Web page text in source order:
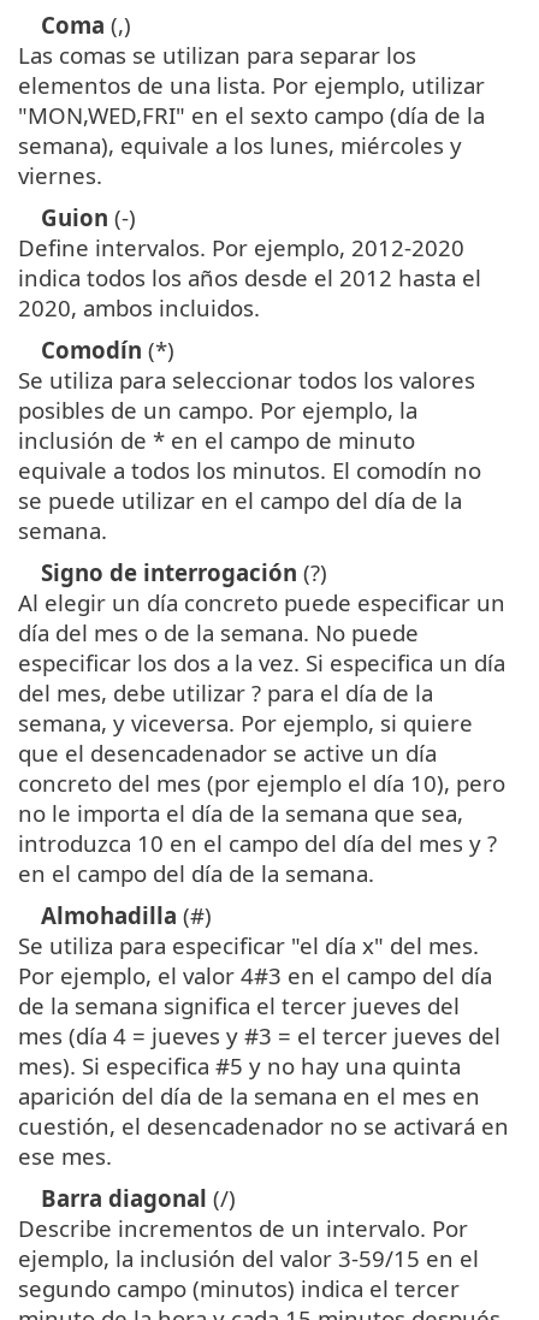
Coma (,)
Las comas se utilizan para separar los
elementos de una lista. Por ejemplo, utilizar
"MON,WED,FRI" en el sexto campo (día de la
semana), equivale a los lunes, miércoles y
viernes.
Guion (-)
Define intervalos. Por ejemplo, 2012-2020
indica todos los años desde el 2012 hasta el
2020, ambos incluidos.
Comodín (*)
Se utiliza para seleccionar todos los valores
posibles de un campo. Por ejemplo, la
inclusión de * en el campo de minuto
equivale a todos los minutos. El comodín no
se puede utilizar en el campo del día de la
semana.
Signo de interrogación (?)
Al elegir un día concreto puede especificar un
día del mes o de la semana. No puede
especificar los dos a la vez. Si especifica un día
del mes, debe utilizar ? para el día de la
semana, y viceversa. Por ejemplo, si quiere
que el desencadenador se active un día
concreto del mes (por ejemplo el día 10), pero
no le importa el día de la semana que sea,
introduzca 10 en el campo del día del mes y ?
en el campo del día de la semana.
Almohadilla (#)
Se utiliza para especificar "el día x" del mes.
Por ejemplo, el valor 4#3 en el campo del día
de la semana significa el tercer jueves del
mes (día 4 = jueves y #3 = el tercer jueves del
mes). Si especifica #5 y no hay una quinta
aparición del día de la semana en el mes en
cuestión, el desencadenador no se activará en
ese mes.
Barra diagonal (/)
Describe incrementos de un intervalo. Por
ejemplo, la inclusión del valor 3-59/15 en el
segundo campo (minutos) indica el tercer